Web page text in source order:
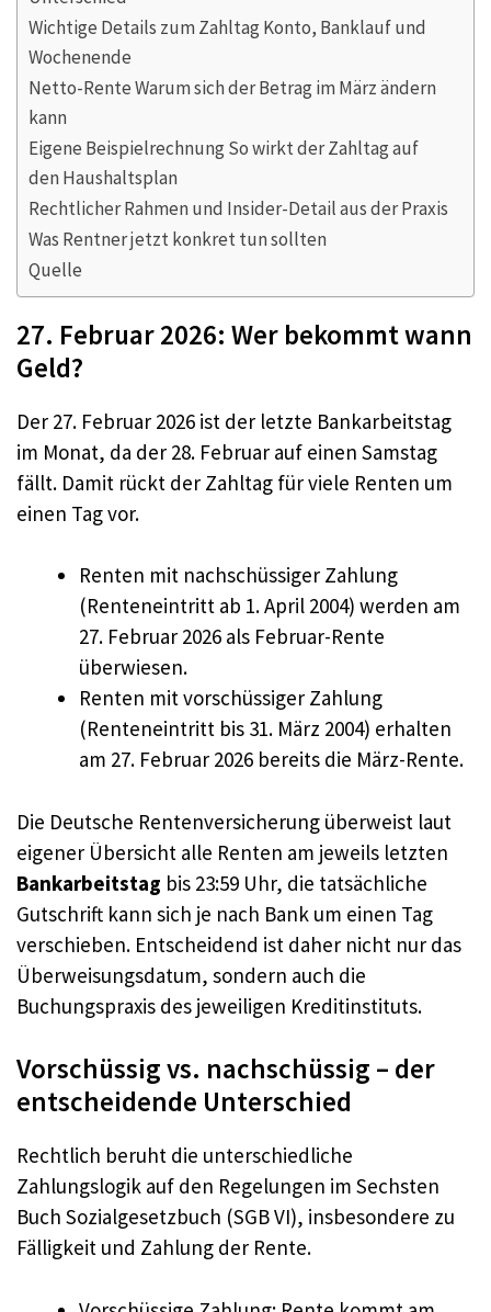
Wichtige Details zum Zahltag Konto, Banklauf und
Wochenende
Netto-Rente Warum sich der Betrag im März ändern
kann
Eigene Beispielrechnung So wirkt der Zahltag auf
den Haushaltsplan
Rechtlicher Rahmen und Insider-Detail aus der Praxis
Was Rentner jetzt konkret tun sollten
Quelle
27. Februar 2026: Wer bekommt wann
Geld?
Der 27. Februar 2026 ist der letzte Bankarbeitstag
im Monat, da der 28. Februar auf einen Samstag
fällt. Damit rückt der Zahltag für viele Renten um
einen Tag vor.
Renten mit nachschüssiger Zahlung
(Renteneintritt ab 1. April 2004) werden am
27. Februar 2026 als Februar-Rente
überwiesen.
Renten mit vorschüssiger Zahlung
(Renteneintritt bis 31. März 2004) erhalten
am 27. Februar 2026 bereits die März-Rente.
Die Deutsche Rentenversicherung überweist laut
eigener Übersicht alle Renten am jeweils letzten
Bankarbeitstag bis 23:59 Uhr, die tatsächliche
Gutschrift kann sich je nach Bank um einen Tag
verschieben. Entscheidend ist daher nicht nur das
Überweisungsdatum, sondern auch die
Buchungspraxis des jeweiligen Kreditinstituts.
Vorschüssig vs. nachschüssig – der
entscheidende Unterschied
Rechtlich beruht die unterschiedliche
Zahlungslogik auf den Regelungen im Sechsten
Buch Sozialgesetzbuch (SGB VI), insbesondere zu
Fälligkeit und Zahlung der Rente.